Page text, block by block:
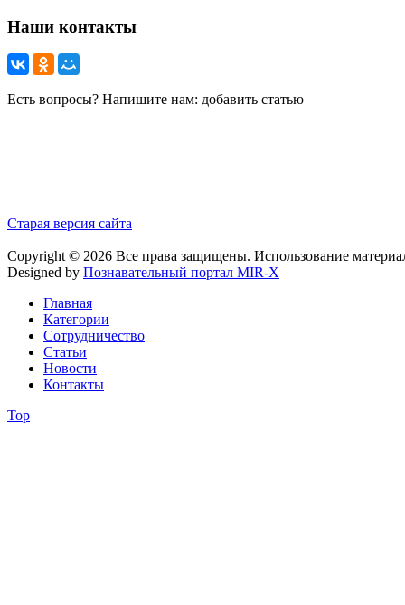
Наши контакты
Есть вопросы? Напишите нам: добавить статью
Старая версия сайта
Copyright © 2026 Все права защищены. Использование
Designed by Познавательный портал MIR-X
Главная
Категории
Сотрудничество
Статьи
Новости
Контакты
Top